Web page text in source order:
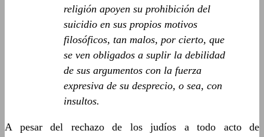
religión apoyen su prohibición del
suicidio en sus propios motivos
filosóficos, tan malos, por cierto, que
se ven obligados a suplir la debilidad
de sus argumentos con la fuerza
expresiva de su desprecio, o sea, con
insultos.
A pesar del rechazo de los judíos a todo acto de